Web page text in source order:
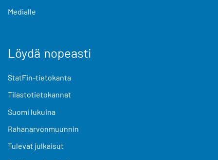
Medialle
Löydä nopeasti
StatFin-tietokanta
Tilastotietokannat
Suomi lukuina
Rahanarvonmuunnin
Tulevat julkaisut